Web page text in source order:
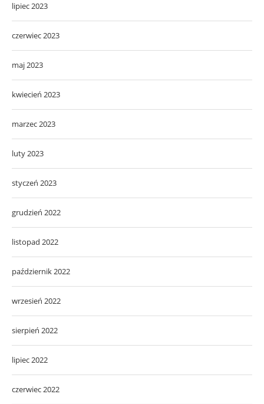
lipiec 2023
czerwiec 2023
maj 2023
kwiecień 2023
marzec 2023
luty 2023
styczeń 2023
grudzień 2022
listopad 2022
październik 2022
wrzesień 2022
sierpień 2022
lipiec 2022
czerwiec 2022